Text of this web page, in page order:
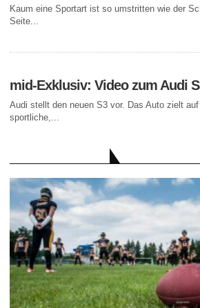
Kaum eine Sportart ist so umstritten wie der
Seite...
mid-Exklusiv: Video zum Audi
Audi stellt den neuen S3 vor. Das Auto zielt
sportliche,...